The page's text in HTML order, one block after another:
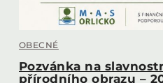
OBECNÉ
Pozvánka na
přírodního obrazu –